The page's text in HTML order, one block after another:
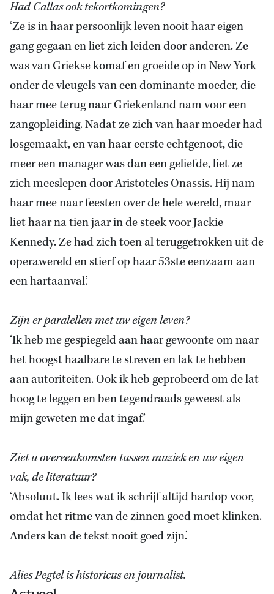
Had Callas ook tekortkomingen?
‘Ze is in haar persoonlijk leven nooit haar eigen
gang gegaan en liet zich leiden door anderen. Ze
was van Griekse komaf en groeide op in New York
onder de vleugels van een dominante moeder, die
haar mee terug naar Griekenland nam voor een
zangopleiding. Nadat ze zich van haar moeder had
losgemaakt, en van haar eerste echtgenoot, die
meer een manager was dan een geliefde, liet ze
zich meeslepen door Aristoteles Onassis. Hij nam
haar mee naar feesten over de hele wereld, maar
liet haar na tien jaar in de steek voor Jackie
Kennedy. Ze had zich toen al teruggetrokken uit de
operawereld en stierf op haar 53ste eenzaam aan
een hartaanval.’
Zijn er paralellen met uw eigen leven?
‘Ik heb me gespiegeld aan haar gewoonte om naar
het hoogst haalbare te streven en lak te hebben
aan autoriteiten. Ook ik heb geprobeerd om de lat
hoog te leggen en ben tegendraads geweest als
mijn geweten me dat ingaf.’
Ziet u overeenkomsten tussen muziek en uw eigen
vak, de literatuur?
‘Absoluut. Ik lees wat ik schrijf altijd hardop voor,
omdat het ritme van de zinnen goed moet klinken.
Anders kan de tekst nooit goed zijn.’
Alies Pegtel is historicus en journalist.